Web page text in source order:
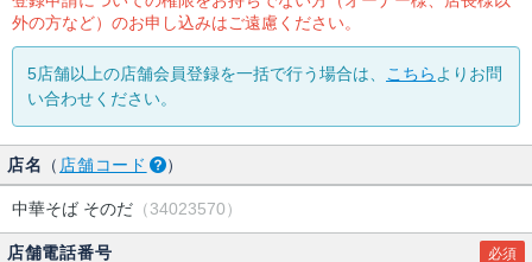
外の方など）のお申し込みはご遠慮ください。
5店舗以上の店舗会員登録を一括で行う場合は、 こちら よりお問
い合わせください。
店名 （ 店舗コード ）
中華そば そのだ （34023570）
店舗電話番号 必須